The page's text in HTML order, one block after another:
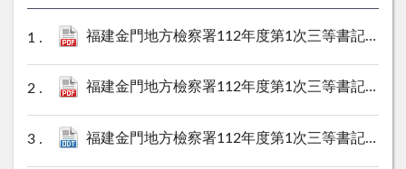
福建金門地方檢察署112年度第1次三等書記官約僱職務代理人甄選-簡章.pdf
福建金門地方檢察署112年度第1次三等書記官約僱職務代理人甄選報名表.pdf
福建金門地方檢察署112年度第1次三等書記官約僱職務代理人甄選報名表.odt